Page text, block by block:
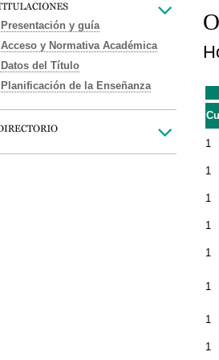
Presentación y guía
Acceso y Normativa Académica
Datos del Título
Planificación de la Enseñanza
1
1
1
1
1
1
1
1